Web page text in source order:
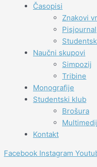
Časopisi
Znakovi
Pisjournal
Naučni skupovi
Simpozij
Tribine
Monografije
Studentski klub
Brošura
Kontakt
Facebook Instagram